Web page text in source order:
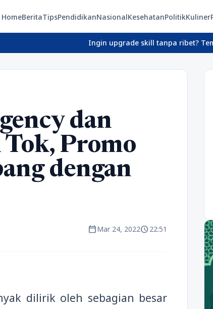
HomeBeritaTipsPendidikanNasionalKesehatanPolitikKuliner
Ingin upgrade skill tanpa ribet? Temukan
dan
Promo
dengan
calendar_todayMar 24, 2022schedule22:51
dilirik oleh sebagian besar